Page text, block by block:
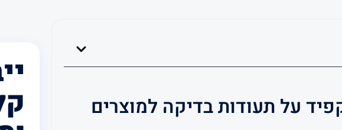
על תעודות בדיקה למוצרים